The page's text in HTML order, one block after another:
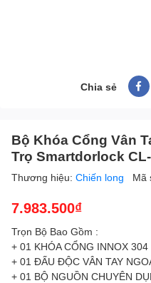
Chia sẻ
Bộ Khóa Cổng Vân
Trọ Smartdorlock
Thương hiệu: Chiến long Mã
7.983.500₫
Trọn Bộ Bao Gồm :
+ 01 KHÓA CỔNG INNOX 304
+ 01 ĐẤU ĐỘC VÂN TAY
+ 01 BỘ NGUỒN CHUYÊN